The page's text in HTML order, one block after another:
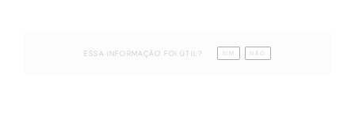
ESSA INFORMAÇÃO FOI ÚTIL? SIM NÃO